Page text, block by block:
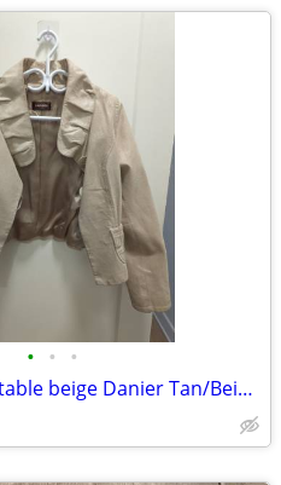
• • •
Veste en cuir véritable beige Danier Tan/Beige Genuine Leather Jacket